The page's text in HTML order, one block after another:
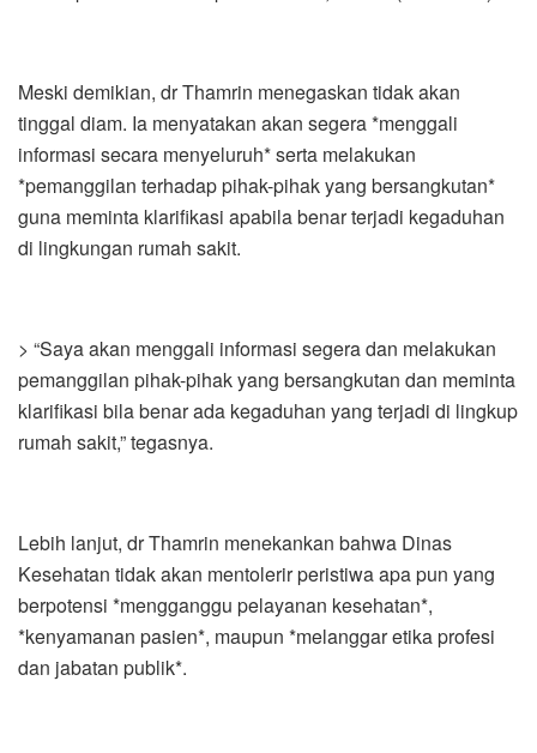
Meski demikian, dr Thamrin menegaskan tidak akan
tinggal diam. Ia menyatakan akan segera *menggali
informasi secara menyeluruh* serta melakukan
*pemanggilan terhadap pihak-pihak yang bersangkutan*
guna meminta klarifikasi apabila benar terjadi kegaduhan
di lingkungan rumah sakit.
> “Saya akan menggali informasi segera dan melakukan
pemanggilan pihak-pihak yang bersangkutan dan meminta
klarifikasi bila benar ada kegaduhan yang terjadi di lingkup
rumah sakit,” tegasnya.
Lebih lanjut, dr Thamrin menekankan bahwa Dinas
Kesehatan tidak akan mentolerir peristiwa apa pun yang
berpotensi *mengganggu pelayanan kesehatan*,
*kenyamanan pasien*, maupun *melanggar etika profesi
dan jabatan publik*.